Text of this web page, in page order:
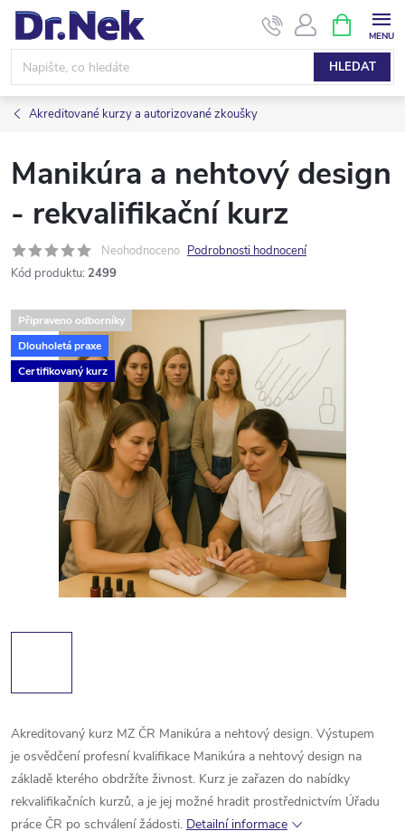
Přejít
obsah
HLEDAT
NÁKUPNÍ
KOŠÍK
Akreditované kurzy a autorizované zkoušky
Manikúra a nehtový design
- rekvalifikační kurz
Neohodnoceno Podrobnosti hodnocení
Kód produktu: 2499
Připraveno odborníky
Dlouholetá praxe
Certifikovaný kurz
Akreditovaný kurz MZ ČR Manikúra a nehtový design. Výstupem
je osvědčení profesní kvalifikace Manikúra a nehtový design na
základě kterého obdržíte živnost. Kurz je zařazen do nabídky
rekvalifikačních kurzů, a je jej možné hradit prostřednictvím Úřadu
práce ČR po schválení žádosti. Detailní informace